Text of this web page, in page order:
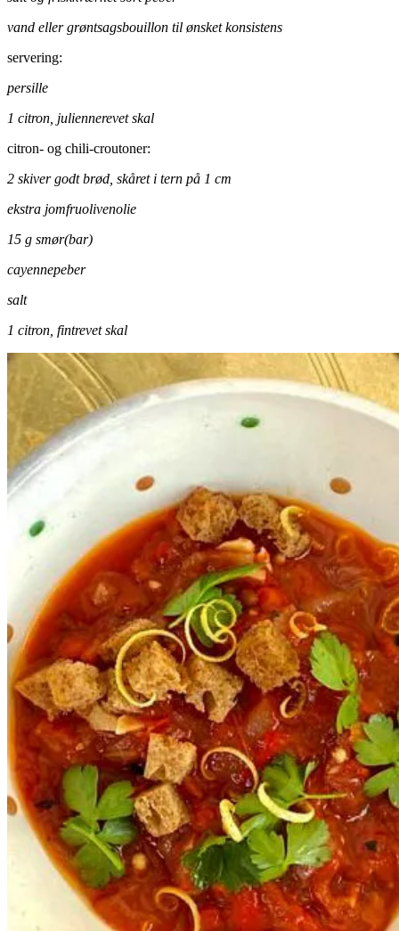
vand eller grøntsagsbouillon til ønsket konsistens
servering:
persille
1 citron, juliennerevet skal
citron- og chili-croutoner:
2 skiver godt brød, skåret i tern på 1 cm
ekstra jomfruolivenolie
15 g smør(bar)
cayennepeber
salt
1 citron, fintrevet skal